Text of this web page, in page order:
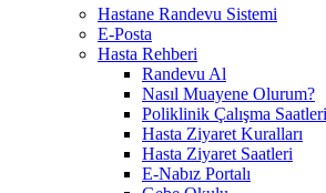
Hastane Randevu Sistemi
E-Posta
Hasta Rehberi
Randevu Al
Nasıl Muayene Olurum?
Poliklinik Çalışma Saatleri
Hasta Ziyaret Kuralları
Hasta Ziyaret Saatleri
E-Nabız Portalı